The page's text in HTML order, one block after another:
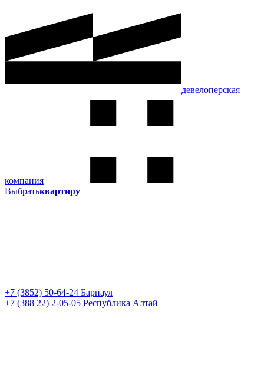
девелоперская
компания
Выбратьквартиру
+7 (3852) 50-64-24 Барнаул
+7 (388 22) 2-05-05 Республика Алтай